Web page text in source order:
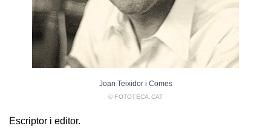
Joan Teixidor i Comes
© FOTOTECA.CAT
Escriptor i editor.